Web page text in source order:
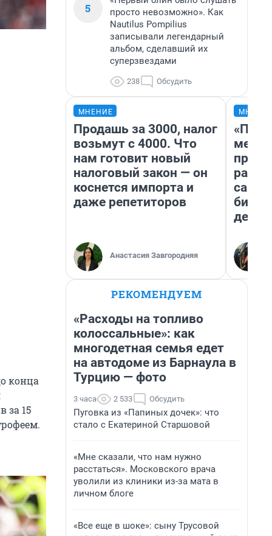
конца
за 15
5
просто невозможно». Как
Nautilus Pompilius
записывали легендарный
альбом, сделавший их
суперзвездами
238 Обсудить
МНЕНИЕ
Продашь за 3000, налог
возьмут с 4000. Что
нам готовит новый
налоговый закон — он
коснется импорта и
даже репетиторов
Анастасия Завгородняя
РЕКОМЕНДУЕМ
«Расходы на топливо
колоссальные»: как
многодетная семья едет
на автодоме из Барнаула в
Турцию — фото
3 часа 2 533 Обсудить
Пуговка из «Папиных дочек»: что
стало с Екатериной Старшовой
«Мне сказали, что нам нужно
расстаться». Московского врача
уволили из клиники из-за мата в
личном блоге
«Все еще в шоке»: сыну Трусовой